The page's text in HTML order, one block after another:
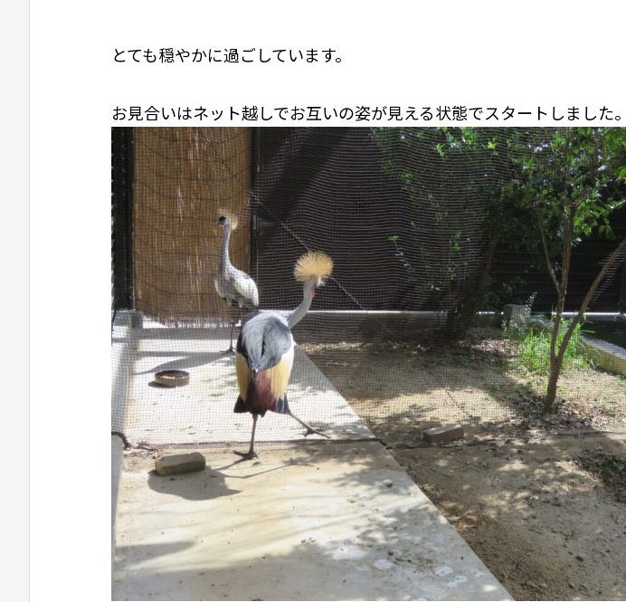
とても穏やかに過ごしています。
お見合いはネット越しでお互いの姿が見える状態でスタートしました。